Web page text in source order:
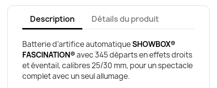
Description Détails du produit
Batterie d’artifice automatiqueSHOWBOX®
FASCINATION®avec 345 départs en effets droits
et éventail, calibres 25/30 mm, pour un spectacle
complet avec un seul allumage.